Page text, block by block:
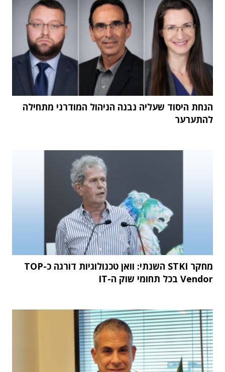
הנחת היסוד שעליה נבנה הניהול המודרני מתחילה
להתערער
מחקר STKI השנתי: וואן טכנולוגיות דורגה כ-TOP
Vendor בכל תחומי שוק ה-IT